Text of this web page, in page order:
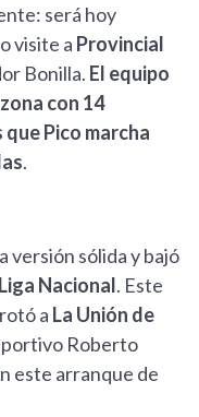
será hoy
visite a Provincial
Bonilla. El equipo
con 14
Pico marcha
.
versión sólida y bajó
Liga Nacional. Este
a La Unión de
Roberto
este arranque de